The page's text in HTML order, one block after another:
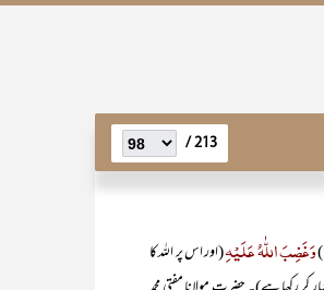
213 /
وَغَضِبَ اللّٰہُ عَلَیْہِ(اور اس پر اللہ کا